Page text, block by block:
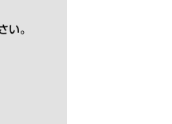
い。